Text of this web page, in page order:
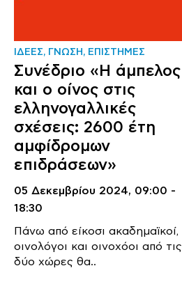
ΙΔΕΕΣ, ΓΝΩΣΗ, ΕΠΙΣΤΗΜΕΣ
Συνέδριο «Η άμπελος
και ο οίνος στις
ελληνογαλλικές
σχέσεις: 2600 έτη
αμφίδρομων
επιδράσεων»
05 Δεκεμβρίου 2024, 09:00 -
18:30
Πάνω από είκοσι ακαδημαϊκοί,
οινολόγοι και οινοχόοι από τις
δύο χώρες θα..